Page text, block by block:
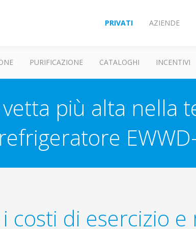
PRIVATI AZIENDE
PURIFICAZIONE CATALOGHI INCENTIVI
più alta nella
costi di esercizio